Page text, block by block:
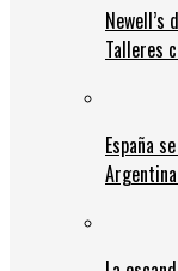
Newell’s
Talleres
España